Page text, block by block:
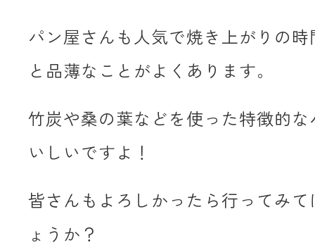
パン屋さんも人気で焼き上がりの
と品薄なことがよくあります。
竹炭や桑の葉などを使った特徴的
いしいですよ！
皆さんもよろしかったら行ってみ
ょうか？